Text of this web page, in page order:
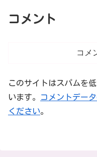
コメント
コメ
このサイトはスパムを
います。
コメントデー
ください。